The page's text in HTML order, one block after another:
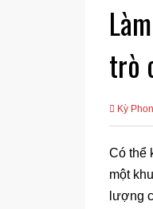
trò
Kỳ
Có thể
một
lượng